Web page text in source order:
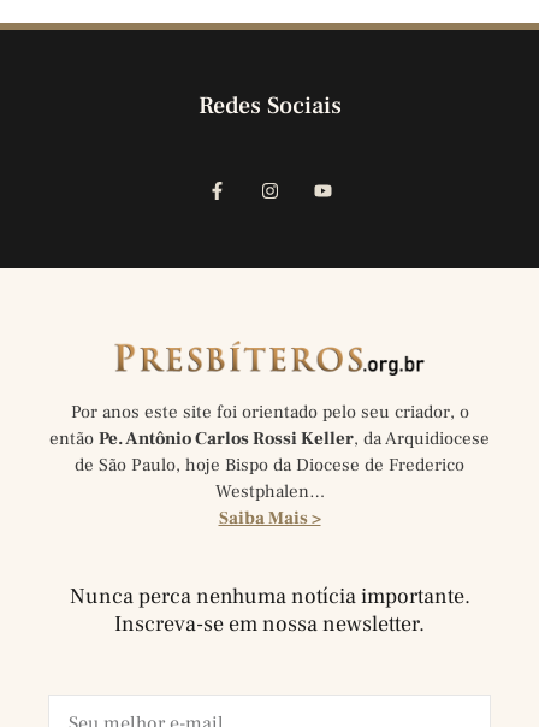
Redes Sociais
Por anos este site foi orientado pelo seu criador, o
então Pe. Antônio Carlos Rossi Keller, da Arquidiocese
de São Paulo, hoje Bispo da Diocese de Frederico
Westphalen…
Saiba Mais >
Nunca perca nenhuma notícia importante.
Inscreva-se em nossa newsletter.